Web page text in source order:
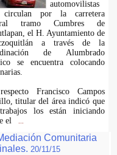
automovilistas
circulan por la carretera
tramo Cumbres de
el H. Ayuntamiento de
a través de la
de Alumbrado
se encuentra colocando
Francisco Campos
titular del área indicó que
los están iniciando
el
Comunitaria
20/11/15